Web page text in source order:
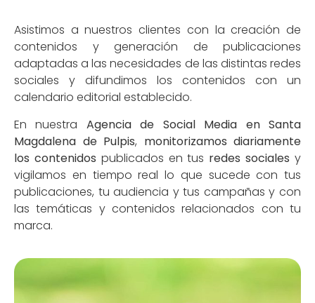
Asistimos a nuestros clientes con la creación de
contenidos y generación de publicaciones
adaptadas a las necesidades de las distintas redes
sociales y difundimos los contenidos con un
calendario editorial establecido.
En nuestra Agencia de Social Media en Santa
Magdalena de Pulpis, monitorizamos diariamente
los contenidos publicados en tus redes sociales y
vigilamos en tiempo real lo que sucede con tus
publicaciones, tu audiencia y tus campañas y con
las temáticas y contenidos relacionados con tu
marca.